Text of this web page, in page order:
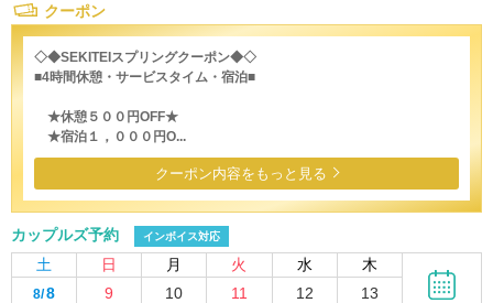
クーポン
◇◆SEKITEIスプリングクーポン◆◇
■4時間休憩・サービスタイム・宿泊■
★休憩５００円OFF★
★宿泊１，０００円O...
クーポン内容をもっと見る
カップルズ予約 インボイス対応
土 日 月 火 水 木
8/8 9 10 11 12 13